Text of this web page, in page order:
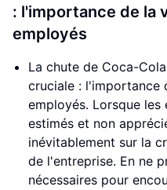
: l'importance de la
employés
La chute de Coca-
cruciale : l'importance
employés. Lorsque
estimés et non
inévitablement sur la
de l'entreprise. En ne
nécessaires pour